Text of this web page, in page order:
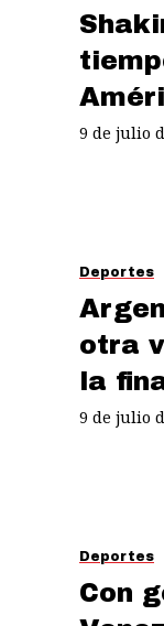
9 de julio
Deportes
otra
la
9 de julio
Deportes
Con